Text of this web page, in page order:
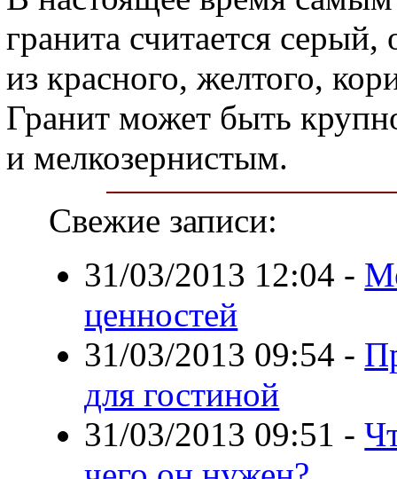
гранита считается
из красного, желтого,
Гранит может быть
и мелкозернистым.
Свежие записи:
31/03/2013 12:04 -
ценностей
31/03/2013 09:54 -
для гостиной
31/03/2013 09:51 -